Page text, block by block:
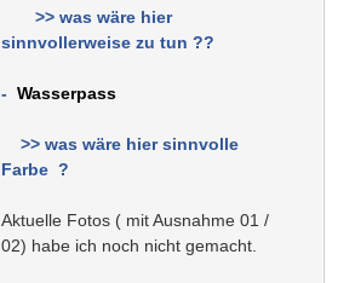
>> was wäre hier
sinnvollerweise zu tun ??
- Wasserpass
>> was wäre hier sinnvolle
Farbe ?
Aktuelle Fotos ( mit Ausnahme 01 /
02) habe ich noch nicht gemacht.